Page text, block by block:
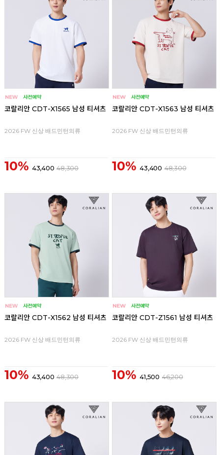
코랄리안 CDT-X1565 남성 티셔츠
2026 FW 신상 배드민턴의류
10% 43,400 48,300
코랄리안 CDT-X1563 남성 티셔츠
2026 FW 신상 배드민턴의류
10% 43,400 48,300
코랄리안 CDT-X1562 남성 티셔츠
2026 FW 신상 배드민턴의류
10% 43,400 48,300
코랄리안 CDT-Z1561 남성 티셔츠
2026 FW 신상 배드민턴의류
10% 41,500 46,200